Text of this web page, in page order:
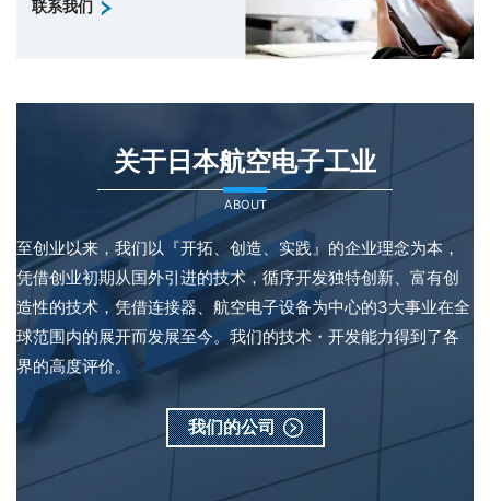
联系我们
关于日本航空电子工业
ABOUT
至创业以来，我们以『开拓、创造、实践』的企业理念为本，
凭借创业初期从国外引进的技术，循序开发独特创新、富有创
造性的技术，凭借连接器、航空电子设备为中心的3大事业在全
球范围内的展开而发展至今。我们的技术・开发能力得到了各
界的高度评价。
我们的公司